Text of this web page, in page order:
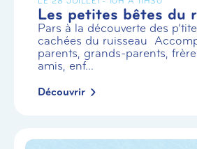
Les petites bêtes du
Pars à la découverte des
cachées du ruisseau
parents, grands-parents,
amis, enf...
Découvrir